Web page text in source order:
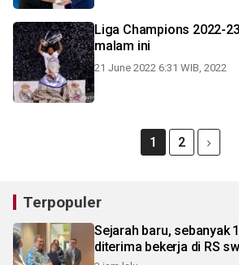
Liga Champions 2022-
malam ini
21 June 2022 6:31 WIB, 2022
1 2
Terpopuler
Sejarah baru, sebanyak
diterima bekerja di RS